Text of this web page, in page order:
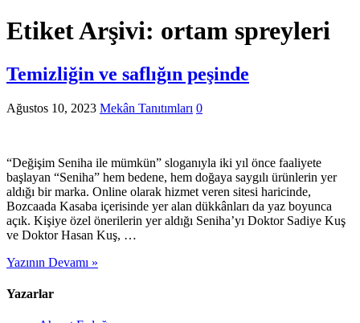
Etiket Arşivi: ortam spreyleri
Temizliğin ve saflığın peşinde
Ağustos 10, 2023 Mekân Tanıtımları 0
“Değişim Seniha ile mümkün” sloganıyla iki yıl önce faaliyete
başlayan “Seniha” hem bedene, hem doğaya saygılı ürünlerin yer
aldığı bir marka. Online olarak hizmet veren sitesi haricinde,
Bozcaada Kasaba içerisinde yer alan dükkânları da yaz boyunca
açık. Kişiye özel önerilerin yer aldığı Seniha’yı Doktor Sadiye Kuş
ve Doktor Hasan Kuş, …
Yazının Devamı »
Yazarlar